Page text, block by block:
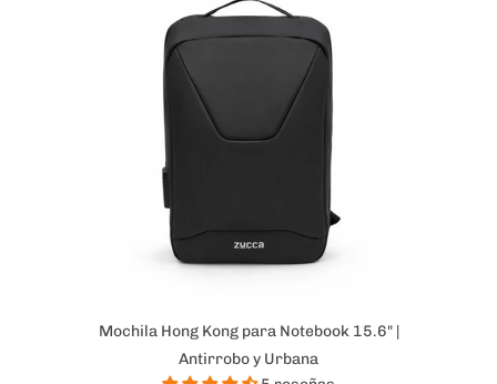
Mochila Hong Kong para Notebook 15.6" |
Antirrobo y Urbana